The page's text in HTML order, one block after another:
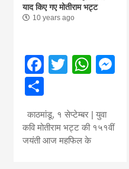
याद किए गए मोतीराम भट्ट
10 years ago
Facebook
Twitter
काठमांडू, १ सेप्टेम्बर | युवा
कवि मोतीराम भट्ट की १५१वीं
जयंती आज महफिल के